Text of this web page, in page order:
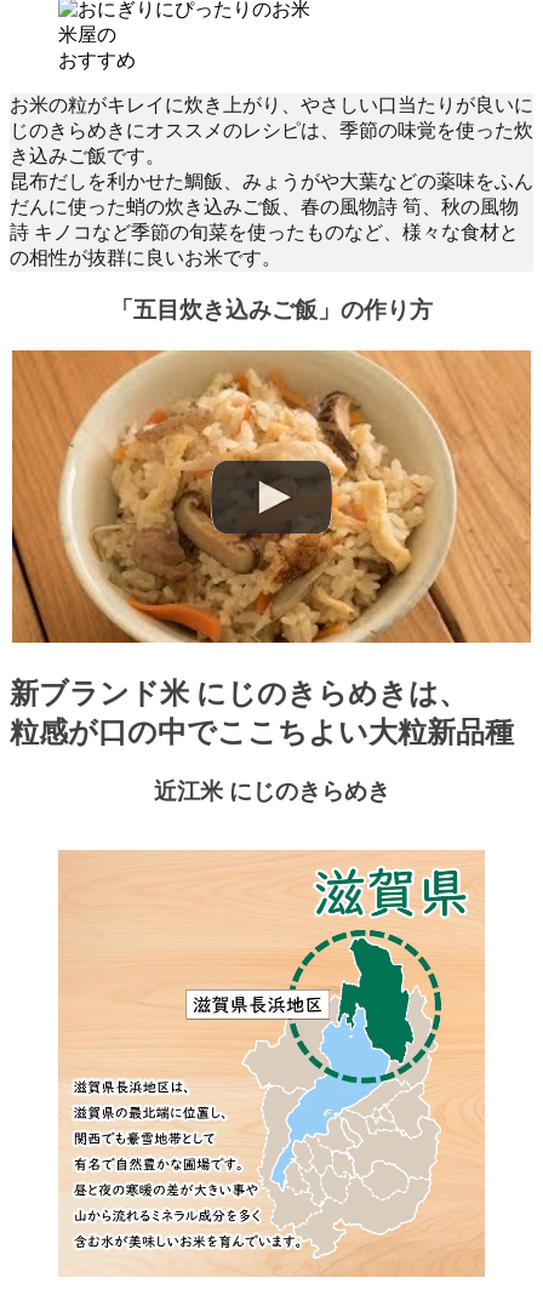
米屋の
おすすめ
お米の粒がキレイに炊き上がり、やさしい口当たりが良いに
じのきらめきにオススメのレシピは、季節の味覚を使った炊
き込みご飯です。
昆布だしを利かせた鯛飯、みょうがや大葉などの薬味をふん
だんに使った蛸の炊き込みご飯、春の風物詩 筍、秋の風物
詩 キノコなど季節の旬菜を使ったものなど、様々な食材と
の相性が抜群に良いお米です。
「五目炊き込みご飯」の作り方
新ブランド米 にじのきらめき は、
粒感が口の中でここちよい大粒新品種
近江米 にじのきらめき